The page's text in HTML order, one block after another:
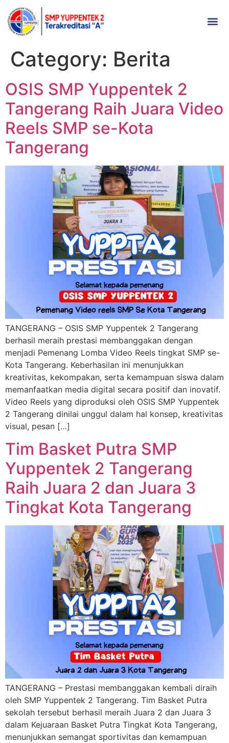
Category: Berita
OSIS SMP Yuppentek 2
Tangerang Raih Juara Video
Reels SMP se-Kota
Tangerang
TANGERANG – OSIS SMP Yuppentek 2 Tangerang
berhasil meraih prestasi membanggakan dengan
menjadi Pemenang Lomba Video Reels tingkat SMP se-
Kota Tangerang. Keberhasilan ini menunjukkan
kreativitas, kekompakan, serta kemampuan siswa dalam
memanfaatkan media digital secara positif dan inovatif.
Video Reels yang diproduksi oleh OSIS SMP Yuppentek
2 Tangerang dinilai unggul dalam hal konsep, kreativitas
visual, pesan […]
Tim Basket Putra SMP
Yuppentek 2 Tangerang
Raih Juara 2 dan Juara 3
Tingkat Kota Tangerang
TANGERANG – Prestasi membanggakan kembali diraih
oleh SMP Yuppentek 2 Tangerang. Tim Basket Putra
sekolah tersebut berhasil meraih Juara 2 dan Juara 3
dalam Kejuaraan Basket Putra Tingkat Kota Tangerang,
menunjukkan semangat sportivitas dan kemampuan